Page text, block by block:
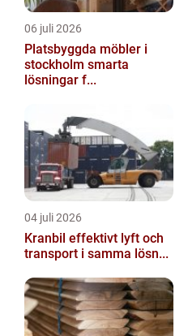
06 juli 2026
Platsbyggda möbler i
stockholm smarta
lösningar f...
04 juli 2026
Kranbil effektivt lyft och
transport i samma lösn...